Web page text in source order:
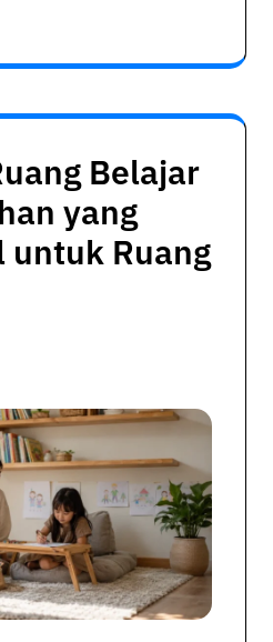
Belajar
yang
untuk Ruang